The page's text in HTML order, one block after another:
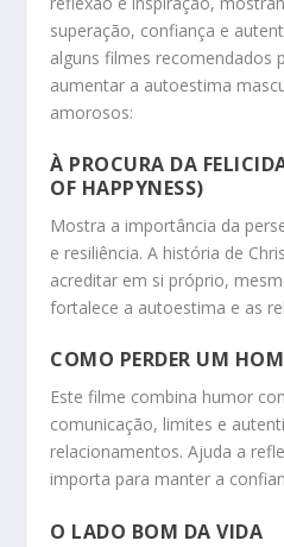
superação, confiança e
alguns filmes recomendados
aumentar a autoestima
amorosos:
À PROCURA DA
OF HAPPYNESS)
Mostra a importância da
e resiliência. A história de
acreditar em si próprio,
fortalece a autoestima e as
COMO PERDER UM
Este filme combina humor
comunicação, limites e
relacionamentos. Ajuda a
importa para manter a
O LADO BOM DA VIDA